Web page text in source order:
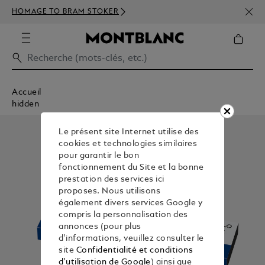
HOMAGE TO BRAM STOKER
350€
Accueil
hidden
Le présent site Internet utilise des
cookies et technologies similaires
pour garantir le bon
fonctionnement du Site et la bonne
prestation des services ici
proposes. Nous utilisons
également divers services Google y
compris la personnalisation des
annonces (pour plus
d'informations, veuillez consulter le
site Confidentialité et conditions
d'utilisation de Google) ainsi que